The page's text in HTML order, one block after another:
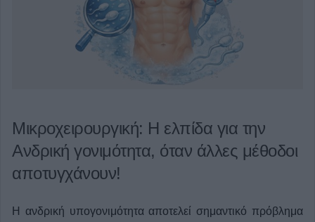
Μικροχειρουργική: Η ελπίδα για την
Ανδρική γονιμότητα, όταν άλλες μέθοδοι
αποτυγχάνουν!
Η ανδρική υπογονιμότητα αποτελεί σημαντικό πρόβλημα